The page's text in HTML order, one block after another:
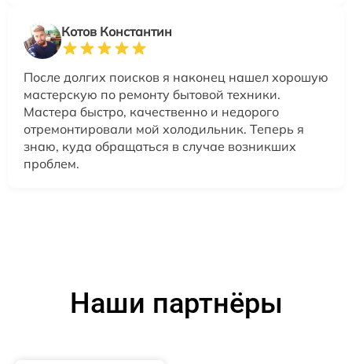
Котов Константин
После долгих поисков я наконец нашел хорошую
мастерскую по ремонту бытовой техники.
Мастера быстро, качественно и недорого
отремонтировали мой холодильник. Теперь я
знаю, куда обращаться в случае возникших
проблем.
Наши партнёры